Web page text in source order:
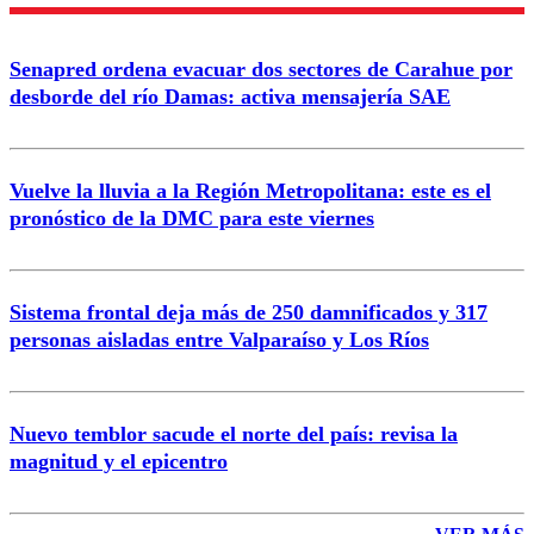
Correo
Enviar comentario
Senapred ordena evacuar dos sectores de Carahue por
desborde del río Damas: activa mensajería SAE
Vuelve la lluvia a la Región Metropolitana: este es el
pronóstico de la DMC para este viernes
Sistema frontal deja más de 250 damnificados y 317
personas aisladas entre Valparaíso y Los Ríos
Nuevo temblor sacude el norte del país: revisa la
magnitud y el epicentro